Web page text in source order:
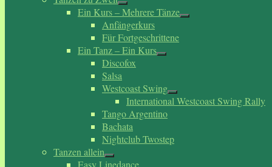
Ein Kurs – Mehrere Tänze
Anfängerkurs
Für Fortgeschrittene
Ein Tanz – Ein Kurs
Discofox
Salsa
Westcoast Swing
International Westcoast Swing Rally
Tango Argentino
Bachata
Nightclub Twostep
Tanzen allein
Easy Linedance